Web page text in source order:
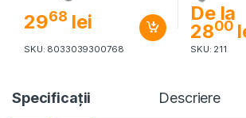
2968 lei
SKU: 8033039300768
De la
2800
SKU: 211
Specificaţii Descriere